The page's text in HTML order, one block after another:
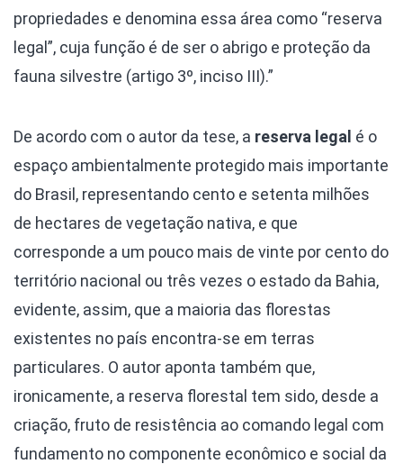
propriedades e denomina essa área como “reserva
legal”, cuja função é de ser o abrigo e proteção da
fauna silvestre (artigo 3º, inciso III).”
De acordo com o autor da tese, a reserva legal é o
espaço ambientalmente protegido mais importante
do Brasil, representando cento e setenta milhões
de hectares de vegetação nativa, e que
corresponde a um pouco mais de vinte por cento do
território nacional ou três vezes o estado da Bahia,
evidente, assim, que a maioria das florestas
existentes no país encontra-se em terras
particulares. O autor aponta também que,
ironicamente, a reserva florestal tem sido, desde a
criação, fruto de resistência ao comando legal com
fundamento no componente econômico e social da